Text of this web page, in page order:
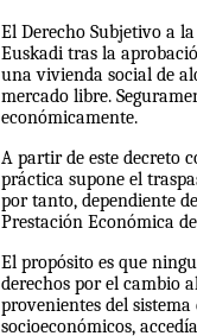
El Derecho Subjetivo a
Euskadi tras la
una vivienda social de
mercado libre.
económicamente.
A partir de este decreto
práctica supone el
por tanto, dependiente
Prestación Económica
El propósito es que
derechos por el cambio
provenientes del
socioeconómicos,